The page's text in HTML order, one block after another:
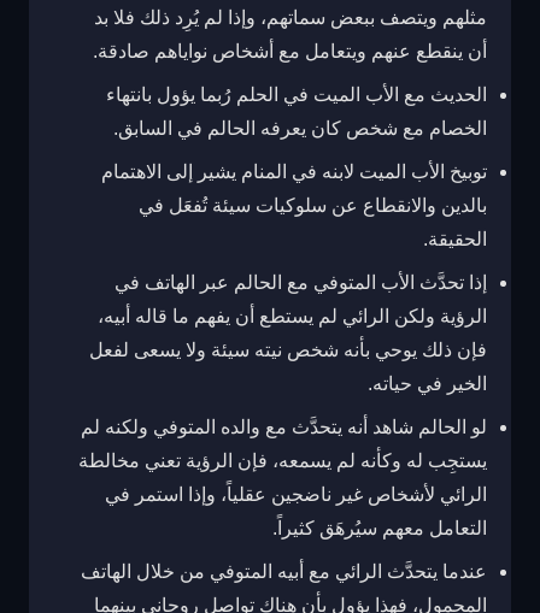
مثلهم ويتصف ببعض سماتهم، وإذا لم يُرِد ذلك فلا بد
أن ينقطع عنهم ويتعامل مع أشخاص نواياهم صادقة.
الحديث مع الأب الميت في الحلم رُبما يؤول بانتهاء
الخصام مع شخص كان يعرفه الحالم في السابق.
توبيخ الأب الميت لابنه في المنام يشير إلى الاهتمام
بالدين والانقطاع عن سلوكيات سيئة تُفعَل في
الحقيقة.
إذا تحدَّث الأب المتوفي مع الحالم عبر الهاتف في
الرؤية ولكن الرائي لم يستطع أن يفهم ما قاله أبيه،
فإن ذلك يوحي بأنه شخص نيته سيئة ولا يسعى لفعل
الخير في حياته.
لو الحالم شاهد أنه يتحدَّث مع والده المتوفي ولكنه لم
يستجِب له وكأنه لم يسمعه، فإن الرؤية تعني مخالطة
الرائي لأشخاص غير ناضجين عقلياً، وإذا استمر في
التعامل معهم سيُرهَق كثيراً.
عندما يتحدَّث الرائي مع أبيه المتوفي من خلال الهاتف
المحمول، فهذا يؤول بأن هناك تواصل روحاني بينهما